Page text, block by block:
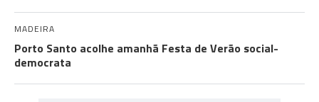
MADEIRA
Porto Santo acolhe amanhã Festa de Verão social-
democrata